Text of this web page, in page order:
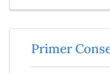
Primer